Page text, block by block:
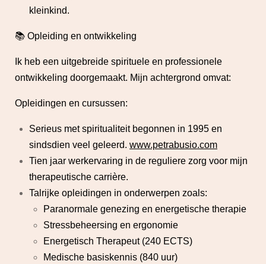
kleinkind.
📚 Opleiding en ontwikkeling
Ik heb een uitgebreide spirituele en professionele
ontwikkeling doorgemaakt. Mijn achtergrond omvat:
Opleidingen en cursussen:
Serieus met spiritualiteit begonnen in 1995 en
sindsdien veel geleerd. www.petrabusio.com
Tien jaar werkervaring in de reguliere zorg voor mijn
therapeutische carrière.
Talrijke opleidingen in onderwerpen zoals:
Paranormale genezing en energetische therapie
Stressbeheersing en ergonomie
Energetisch Therapeut (240 ECTS)
Medische basiskennis (840 uur)